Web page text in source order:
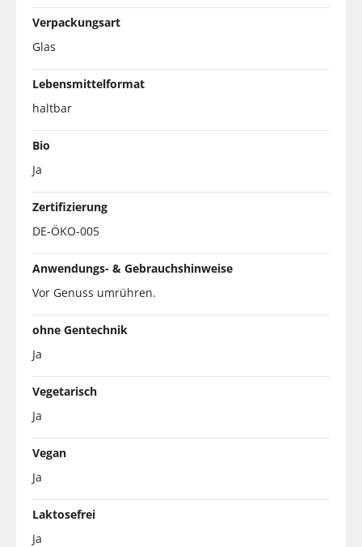
Verpackungsart
Glas
Lebensmittelformat
haltbar
Bio
Ja
Zertifizierung
DE-ÖKO-005
Anwendungs- & Gebrauchshinweise
Vor Genuss umrühren.
ohne Gentechnik
Ja
Vegetarisch
Ja
Vegan
Ja
Laktosefrei
Ja